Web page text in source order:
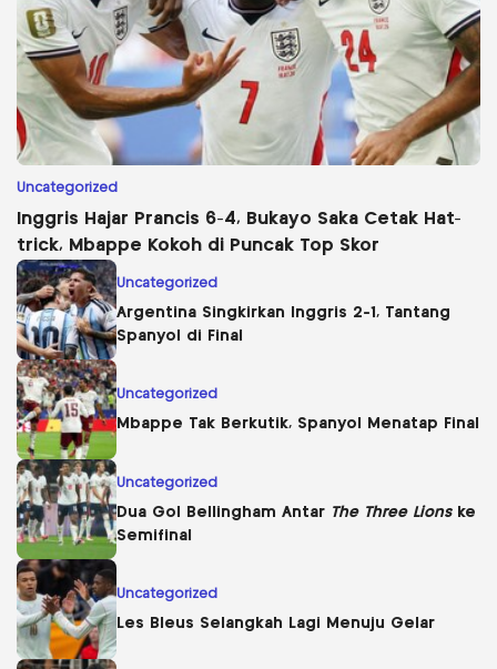
Uncategorized
Inggris Hajar Prancis 6-4, Bukayo Saka Cetak Hat-
trick, Mbappe Kokoh di Puncak Top Skor
Uncategorized
Argentina Singkirkan Inggris 2-1, Tantang
Spanyol di Final
Uncategorized
Mbappe Tak Berkutik, Spanyol Menatap Final
Uncategorized
Dua Gol Bellingham Antar The Three Lionske
Semifinal
Uncategorized
Les Bleus Selangkah Lagi Menuju Gelar